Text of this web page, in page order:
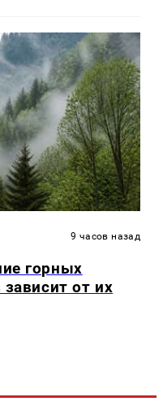
9 часов назад
горных
от их